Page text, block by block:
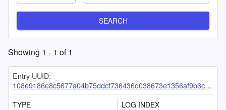
SEARCH
Showing 1 - 1 of1
Entry UUID:
108e9186e8c5677a04b75ddcf736436d038673e1356af9b3c33d9e345ce7faa01026b29445f8621f
TYPE
LOG INDEX